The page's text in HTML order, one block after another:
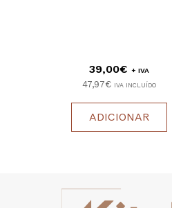
39,00€ + IVA
47,97€ IVA INCLUÍDO
ADICIONAR